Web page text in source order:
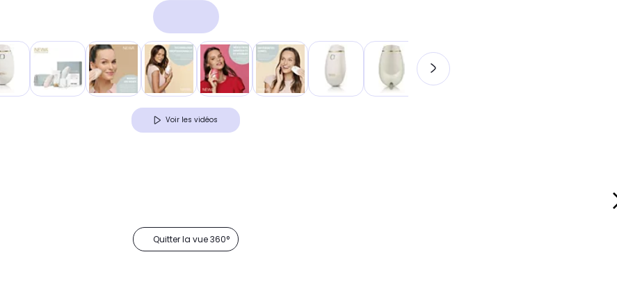
Voir les vidéos
Quitter la vue 360°